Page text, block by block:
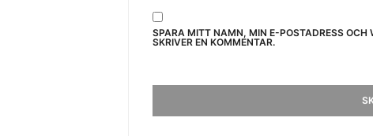
SPARA MITT NAMN, MIN E-POSTADRESS
SKRIVER EN KOMMENTAR.